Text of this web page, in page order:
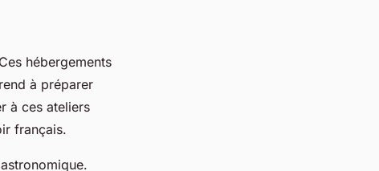
hébergements
à préparer
à ces ateliers
français.